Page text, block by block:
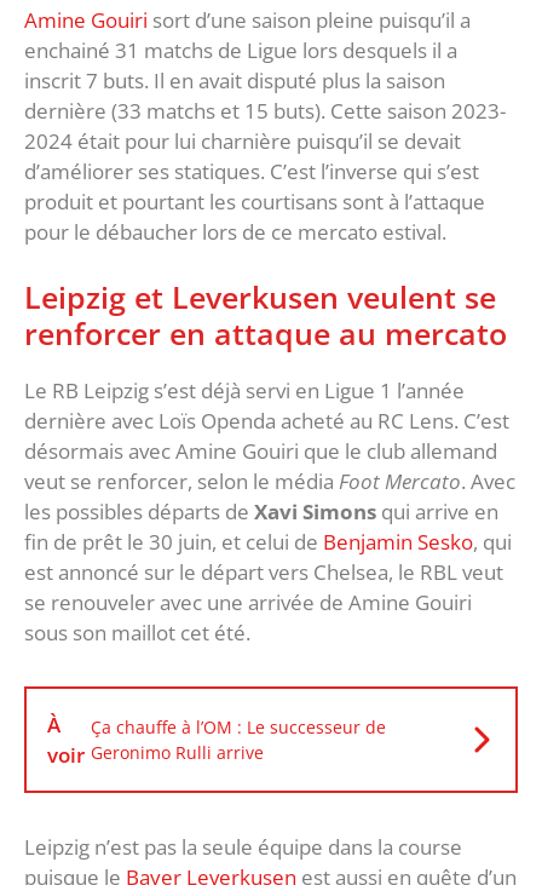
Amine Gouiri sort d’une saison pleine puisqu’il a
enchainé 31 matchs de Ligue lors desquels il a
inscrit 7 buts. Il en avait disputé plus la saison
dernière (33 matchs et 15 buts). Cette saison 2023-
2024 était pour lui charnière puisqu’il se devait
d’améliorer ses statiques. C’est l’inverse qui s’est
produit et pourtant les courtisans sont à l’attaque
pour le débaucher lors de ce mercato estival.
Leipzig et Leverkusen veulent se
renforcer en attaque au mercato
Le RB Leipzig s’est déjà servi en Ligue 1 l’année
dernière avec Loïs Openda acheté au RC Lens. C’est
désormais avec Amine Gouiri que le club allemand
veut se renforcer, selon le média Foot Mercato. Avec
les possibles départs de Xavi Simons qui arrive en
fin de prêt le 30 juin, et celui de Benjamin Sesko, qui
est annoncé sur le départ vers Chelsea, le RBL veut
se renouveler avec une arrivée de Amine Gouiri
sous son maillot cet été.
À
voir
Ça chauffe à l’OM : Le successeur de
Geronimo Rulli arrive
Leipzig n’est pas la seule équipe dans la course
puisque le Bayer Leverkusen est aussi en quête d’un